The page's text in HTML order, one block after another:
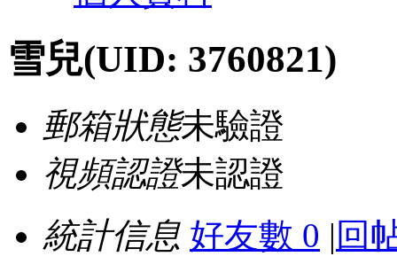
雪兒(UID: 3760821)
郵箱狀態未驗證
視頻認證未認證
統計信息 好友數 0 | 回